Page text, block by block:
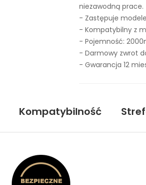
niezawodną prace.
- Zastępuje
- Kompatybilny z
- Pojemność:
- Darmowy zwrot
- Gwarancja 12
Kompatybilność